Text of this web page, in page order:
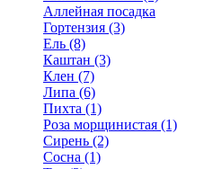
Аллейная посадка
Гортензия (3)
Ель (8)
Каштан (3)
Клен (7)
Липа (6)
Пихта (1)
Роза морщинистая (1)
Сирень (2)
Сосна (1)